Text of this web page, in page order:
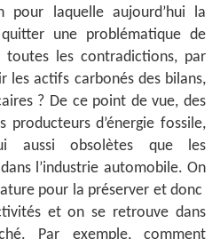
pour laquelle aujourd’hui la
une problématique de
les contradictions, par
les actifs carbonés des bilans,
? De ce point de vue, des
producteurs d’énergie fossile,
aussi obsolètes que les
l’industrie automobile. On
pour la préserver et donc
et on se retrouve dans
Par exemple, comment